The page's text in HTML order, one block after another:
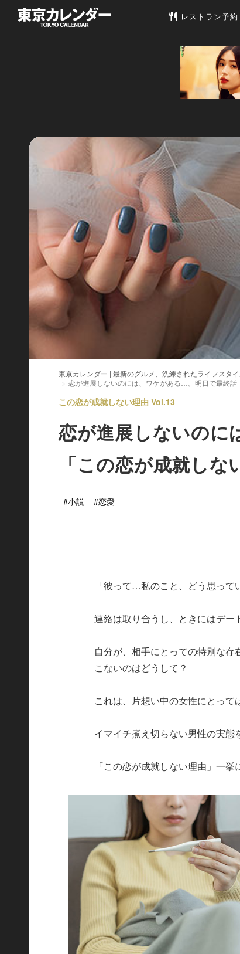
東京カレンダー |
レストラン予約
東京カレンダー | 最新のグルメ、洗練されたライフスタ
恋が進展しないのには、ワケがある…。明日で最終
この恋が成就しない理由 Vol.13
恋が進展しないの
「この恋が成就し
#小説 #恋愛
「彼って…私のこと、どう思って
連絡は取り合うし、ときにはデー
自分が、相手にとっての特別な存
こないのはどうして？
これは、片想い中の女性にとって
イマイチ煮え切らない男性の実態
「この恋が成就しない理由」一挙